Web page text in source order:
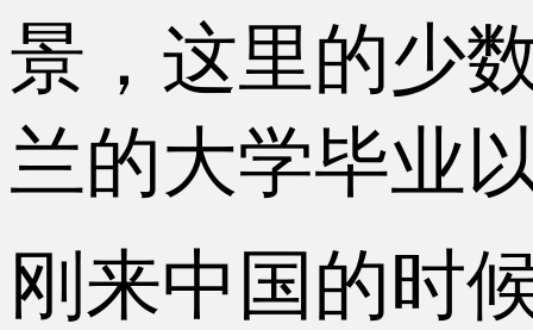
景，这里的少
兰的大学毕业
刚来中国的时